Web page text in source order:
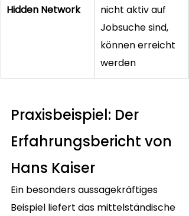
Hidden Network
nicht aktiv auf
Jobsuche sind,
können erreicht
werden
Praxisbeispiel: Der
Erfahrungsbericht von
Hans Kaiser
Ein besonders aussagekräftiges
Beispiel liefert das mittelständische